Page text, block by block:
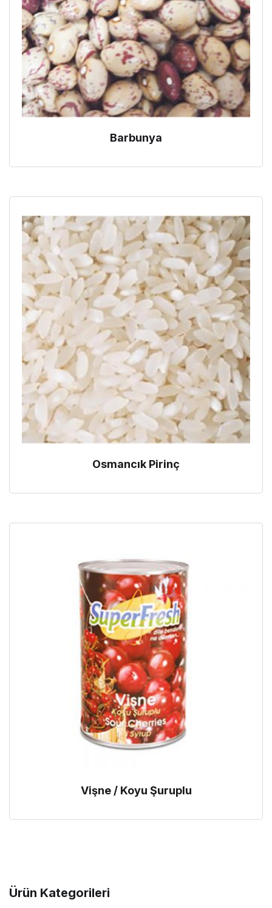
Barbunya
Osmancık Pirinç
Vişne / Koyu Şuruplu
Ürün Kategorileri